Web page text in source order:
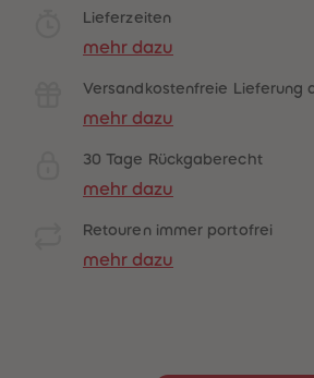
Lieferzeiten
mehr dazu
Versandkostenfreie Lieferung
mehr dazu
30 Tage Rückgaberecht
mehr dazu
Retouren immer portofrei
mehr dazu